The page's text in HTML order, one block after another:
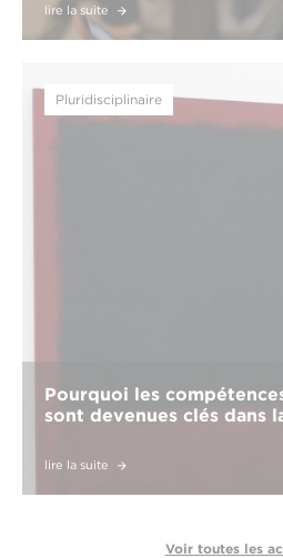
lire la suite
Pluridisciplinaire
Pourquoi les
sont devenues clés dans
lire la suite
Voir toutes les